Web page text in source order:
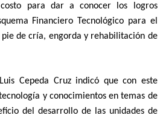
para dar a conocer los logros
Financiero Tecnológico para el
de cría, engorda y rehabilitación de
Cepeda Cruz indicó que con este
y conocimientos en temas de
del desarrollo de las unidades de